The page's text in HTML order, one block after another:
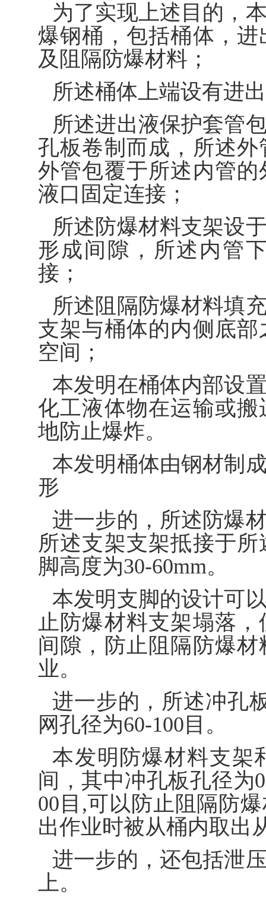
为了实现上述目的，
爆钢桶，包括桶体，
及阻隔防爆材料；
所述桶体上端设有进
所述进出液保护套管
孔板卷制而成，所述
外管包覆于所述内管
液口固定连接；
所述防爆材料支架设
形成间隙，所述内管
接；
所述阻隔防爆材料填
支架与桶体的内侧底
空间；
本发明在桶体内部设
化工液体物在运输或
地防止爆炸。
本发明桶体由钢材制
形
进一步的，所述防爆
所述支架支架抵接于
脚高度为30-60mm。
本发明支脚的设计可
止防爆材料支架塌落
间隙，防止阻隔防爆
业。
进一步的，所述冲孔
网孔径为60-100目。
本发明防爆材料支架
间，其中冲孔板孔径为
00目,可以防止阻隔防
出作业时被从桶内取
进一步的，还包括泄
上。